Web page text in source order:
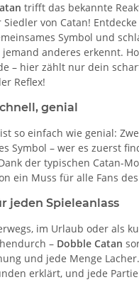
trifft das bekannte
von Catan!
Symbol und
anderes erkennt.
– hier zählt nur dein
Reflex!
genial
so einfach wie genial:
Symbol – wer es zuerst
der typischen Catan-
ein Muss für alle Fans
jeden Spieleanlass
im Urlaub oder als
– Dobble Catan
und jede Menge
erklärt, und jede